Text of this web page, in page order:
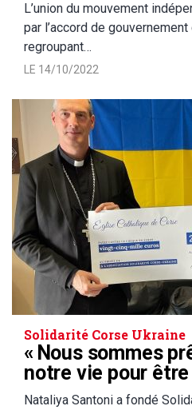
L’union du mouvement
par l’accord de
regroupant…
LE 14/10/2022
Solidarité Corse Ukraine
« Nous sommes
notre vie pour être
Nataliya Santoni a fondé